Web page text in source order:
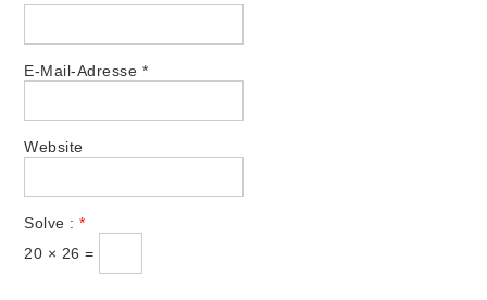
E-Mail-Adresse *
Website
Solve :*
20 × 26 =